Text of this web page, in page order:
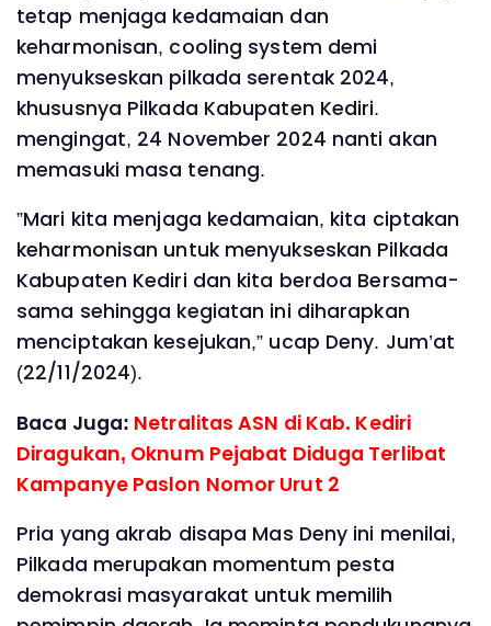
tetap menjaga kedamaian dan
keharmonisan, cooling system demi
menyukseskan pilkada serentak 2024,
khususnya Pilkada Kabupaten Kediri.
mengingat, 24 November 2024 nanti akan
memasuki masa tenang.
”Mari kita menjaga kedamaian, kita ciptakan
keharmonisan untuk menyukseskan Pilkada
Kabupaten Kediri dan kita berdoa Bersama-
sama sehingga kegiatan ini diharapkan
menciptakan kesejukan,” ucap Deny. Jum’at
(22/11/2024).
Baca Juga: Netralitas ASN di Kab. Kediri
Diragukan, Oknum Pejabat Diduga Terlibat
Kampanye Paslon Nomor Urut 2
Pria yang akrab disapa Mas Deny ini menilai,
Pilkada merupakan momentum pesta
demokrasi masyarakat untuk memilih